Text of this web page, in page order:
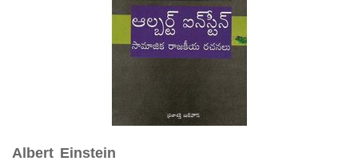
Albert Einstein